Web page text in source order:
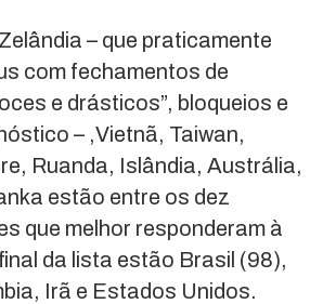
– que praticamente
com fechamentos de
e drásticos”, bloqueios e
– ,Vietnã, Taiwan,
Ruanda, Islândia, Austrália,
estão entre os dez
que melhor responderam à
da lista estão Brasil (98),
Irã e Estados Unidos.